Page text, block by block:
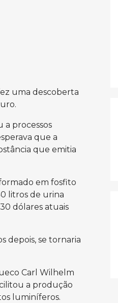
uma descoberta
a processos
que a
que emitia
em fosfito
litros de urina
dólares atuais
depois, se tornaria
Carl Wilhelm
a produção
luminíferos.